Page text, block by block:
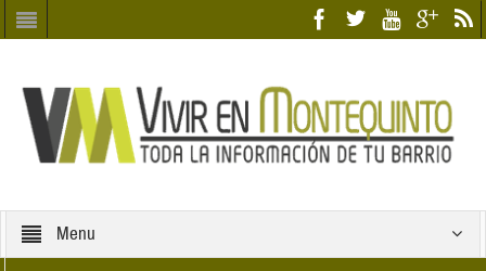
Menu